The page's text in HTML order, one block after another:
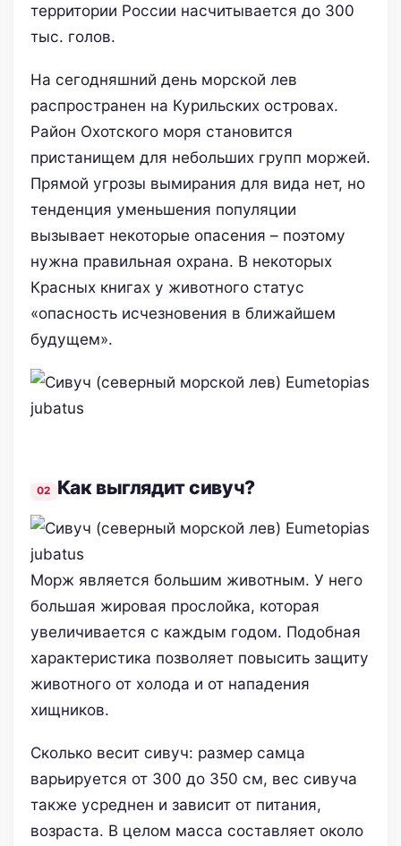
территории России насчитывается до 300
тыс. голов.
На сегодняшний день морской лев
распространен на Курильских островах.
Район Охотского моря становится
пристанищем для небольших групп моржей.
Прямой угрозы вымирания для вида нет, но
тенденция уменьшения популяции
вызывает некоторые опасения – поэтому
нужна правильная охрана. В некоторых
Красных книгах у животного статус
«опасность исчезновения в ближайшем
будущем».
Как выглядит сивуч?
Морж является большим животным. У него
большая жировая прослойка, которая
увеличивается с каждым годом. Подобная
характеристика позволяет повысить защиту
животного от холода и от нападения
хищников.
Сколько весит сивуч: размер самца
варьируется от 300 до 350 см, вес сивуча
также усреднен и зависит от питания,
возраста. В целом масса составляет около